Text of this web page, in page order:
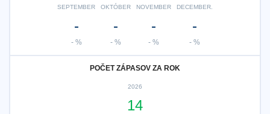
SEPTEMBER
-
- %
OKTÓBER
-
- %
NOVEMBER
-
- %
DECEMBER.
-
- %
POČET ZÁPASOV ZA ROK
2026
14